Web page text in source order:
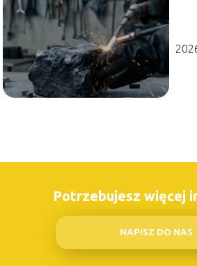
Potrzebujesz więcej
NAPISZ DO NAS